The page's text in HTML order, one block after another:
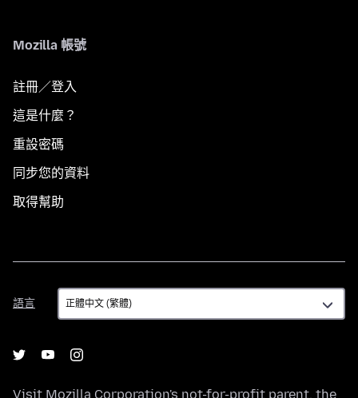
Mozilla 帳號
註冊／登入
這是什麼？
重設密碼
同步您的資料
取得幫助
語言
語
言
Visit Mozilla Corporation's not-for-profit parent, the